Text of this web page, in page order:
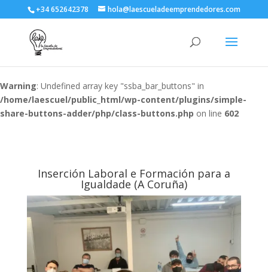
+34 652642378 hola@laescueladeemprendedores.com
Warning: Undefined array key "ssba_bar_buttons" in
/home/laescuel/public_html/wp-content/plugins/simple-
share-buttons-adder/php/class-buttons.php on line 602
Inserción Laboral e Formación para a
Igualdade (A Coruña)